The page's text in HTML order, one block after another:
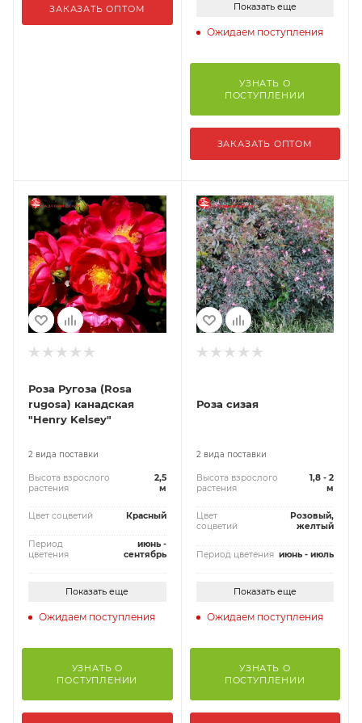
ЗАКАЗАТЬ ОПТОМ Показать еще
Ожидаем поступления
УЗНАТЬ О
ПОСТУПЛЕНИИ
ЗАКАЗАТЬ ОПТОМ
Роза Ругоза (Rosa
rugosa) канадская
"Henry Kelsey"
2 вида поставки
Высота взрослого
растения
2,5
м
Цвет соцветий Красный
Период
цветения
июнь -
сентябрь
Показать еще
Ожидаем поступления
УЗНАТЬ О
ПОСТУПЛЕНИИ
Роза сизая
2 вида поставки
Высота взрослого
растения
1,8 - 2
м
Цвет
соцветий
Розовый,
желтый
Период цветения июнь - июль
Показать еще
Ожидаем поступления
УЗНАТЬ О
ПОСТУПЛЕНИИ